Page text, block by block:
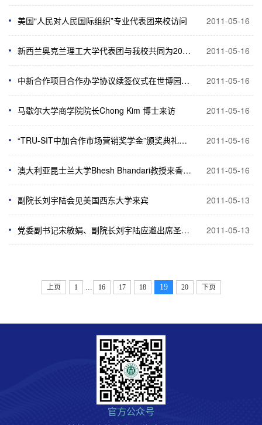
2011-05-16
美国“人民对人民国际组织”专业代表团来校访问
2011-05-16
新西兰奥克兰理工大学代表团与我校共同为2010届中新合作“应用化学” 本科专业毕业生举办毕业典礼
2011-05-16
中新合作项目合作办学协议续签仪式在世博园新西兰馆隆重举行
2011-05-16
马歇尔大学商学院院长Chong Kim 博士来访
2011-05-16
“TRU-SIT中加合作市场营销奖学金”颁奖典礼在我校举行
2011-05-16
澳大利亚昆士兰大学Bhesh Bhandari教授来香料学院进行学术交流
2011-05-13
副院长刘宇陆会见美国西东大学来宾
2011-05-13
党委副书记宋敏娟、副院长刘宇陆应邀出席圣马力诺国家馆日活动并慰问我校志愿者
上页 1 16 17 18 19 20 下页
官方公众号